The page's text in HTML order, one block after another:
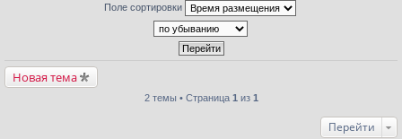
Поле сортировки
Новая тема
2 темы • Страница 1 из 1
Перейти